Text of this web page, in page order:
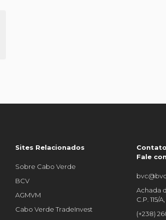
Sites Relacionados
Sobre Cabo Verde
BCV
AGMVM
Cabo Verde TradeInvest
Fale
Achada
C.P. 115/
(+238)